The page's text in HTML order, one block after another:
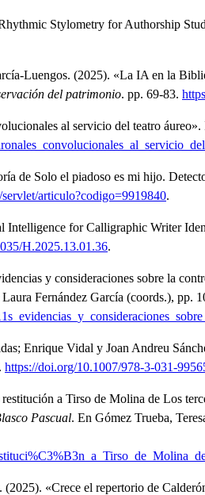
Stylometry for Authorship
Luengos. (2025). «La IA en la
del patrimonio. pp. 69-83.
al servicio del teatro áureo».
de Solo el piadoso es mi hijo.
articulo?codigo=9919840.
Intelligence for Calligraphic Writer
H.2025.13.01.36.
y consideraciones sobre la
Fernández García (coords.), pp.
Enrique Vidal y Joan Andreu
https://doi.org/10.1007/978-3-031-
restitución a Tirso de Molina de Los
Pascual. En Gómez Trueba,
(2025). «Crece el repertorio de